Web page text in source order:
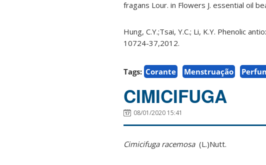
fragans Lour. in Flowers J. essential oil
Hung, C.Y.;Tsai, Y.C.; Li, K.Y. Phenolic
10724-37,2012.
Tags: Corante Menstruação
CIMICIFUGA
08/01/2020 15:41
Cimicifuga racemosa(L.)Nutt.